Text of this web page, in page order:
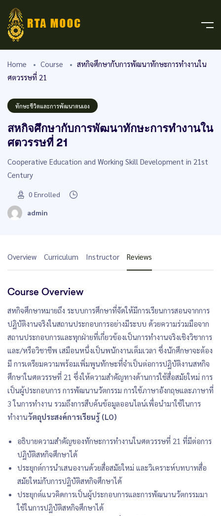
Home Course
สหกิจศึกษากับการพัฒนาทักษะการทำงานใน
ศตวรรษที่ 21
ทักษะชีวิตและการพัฒนาตนเอง
สหกิจศึกษากับการพัฒนาทักษะการทำงานใน
ศตวรรษที่ 21
Cooperative Education and Working Skill Development in 21st
Century
0 Enrolled
admin
Overview Curriculum Instructor Reviews
Course Overview
สหกิจศึกษาหมายถึง ระบบการศึกษาที่จัดให้มีการเรียนการสอนจากการ
ปฏิบัติงานจริงในสถานประกอบการอย่างมีระบบ ด้วยความร่วมมือจาก
สถานประกอบการและทุกฝ่ายที่เกี่ยวข้องเป็นการทำงานจริงเชิงวิชาการ
และ/หรือวิชาชีพ เสมือนหนึ่งเป็นพนักงานเต็มเวลา ซึ่งนักศึกษาจะต้อง
มี การเตรียมความพร้อมเพิ่มพูนทักษะที่จำเป็นต่อการปฏิบัติงานสหกิจ
ศึกษาในศตวรรษที่ 21 ซึ่งให้ความสำคัญทางด้านการใช้สื่อสมัยใหม่ การ
เป็นผู้ประกอบการ การพัฒนานวัตกรรม การใช้ภาษาอังกฤษและภาษาที่
3 ในการทำงาน รวมถึงการสืบค้นข้อมูลออนไลน์เพื่อนำมาใช้ในการ
ทำงานวัตถุประสงค์การเรียนรู้ (LO)
อธิบายความสำคัญของทักษะการทำงานในศตวรรษที่ 21 ที่มีต่อการ
ปฏิบัติสหกิจศึกษาได้
ประยุกต์การนำเสนองานด้วยสื่อสมัยใหม่ และวิเคราะห์บทบาทสื่อ
สมัยใหม่กับการปฏิบัติสหกิจศึกษาได้
ประยุกต์แนวคิดการเป็นผู้ประกอบการและการพัฒนานวัตกรรมมา
ใช้ในการปฏิบัติสหกิจศึกษาได้